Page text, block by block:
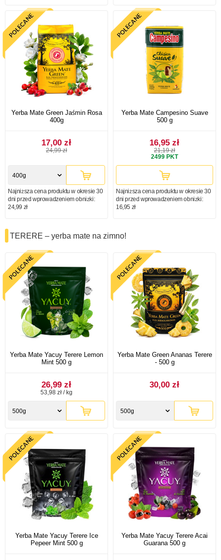
Yerba Mate Green Jaśmin Rosa
400g
17,00 zł
24,99 zł
400g
Najniższa cena produktu w okresie 30
dni przed wprowadzeniem obniżki:
24,99 zł
Yerba Mate Campesino Suave
500 g
16,95 zł
21,19 zł
2499 PKT
Najniższa cena produktu w okresie 30
dni przed wprowadzeniem obniżki:
16,95 zł
TERERE – yerba mate na zimno!
Yerba Mate Yacuy Terere Lemon
Mint 500 g
26,99 zł
53,98 zł / kg
500g
Yerba Mate Green Ananas Terere
- 500 g
30,00 zł
500g
Yerba Mate Yacuy Terere Ice
Pepeer Mint 500 g
Yerba Mate Yacuy Terere Acai
Guarana 500 g